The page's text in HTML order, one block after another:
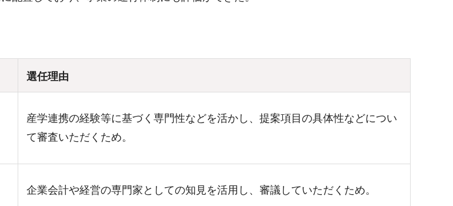
選任理由
産学連携の経験等に基づく専門性などを活かし、提案項目の具体性などについ
て審査いただくため。
企業会計や経営の専門家としての知見を活用し、審議していただくため。